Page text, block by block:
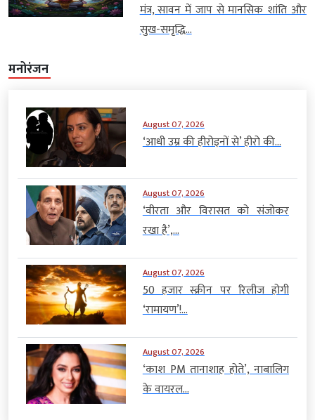
मंत्र, सावन में जाप से मानसिक शांति और
सुख-समृद्धि...
मनोरंजन
August 07, 2026
‘आधी उम्र की हीरोइनों से’ हीरो की...
August 07, 2026
‘वीरता और विरासत को संजोकर
रखा है’,...
August 07, 2026
50 हजार स्क्रीन पर रिलीज होगी
‘रामायण’!...
August 07, 2026
‘काश PM तानाशाह होते’, नाबालिग
के वायरल...